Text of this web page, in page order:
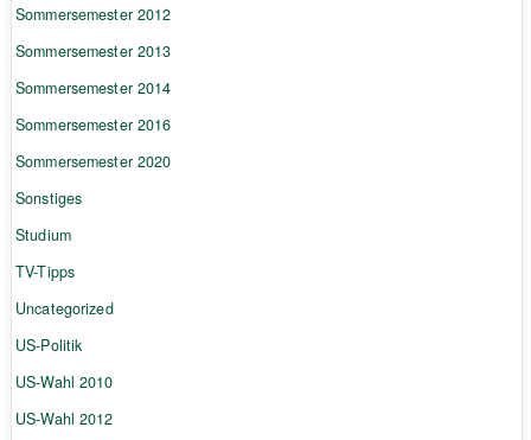
Sommersemester 2012
Sommersemester 2013
Sommersemester 2014
Sommersemester 2016
Sommersemester 2020
Sonstiges
Studium
TV-Tipps
Uncategorized
US-Politik
US-Wahl 2010
US-Wahl 2012